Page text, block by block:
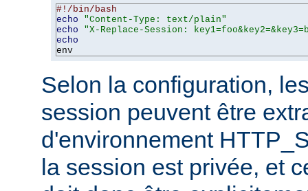
#!/bin/bash
echo
"Content-Type: text/plain"
echo
"X-Replace-Session:
echo
env
Selon la configuration,
session peuvent être
d'environnement
la session est privée, et